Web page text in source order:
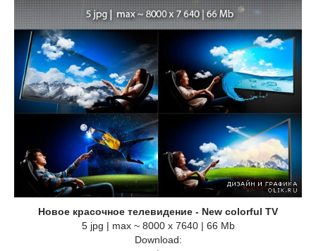
Новое красочное телевидение - New colorful TV
5 jpg | max ~ 8000 x 7640 | 66 Mb
Download: